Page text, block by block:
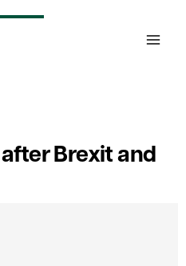
Brexit and